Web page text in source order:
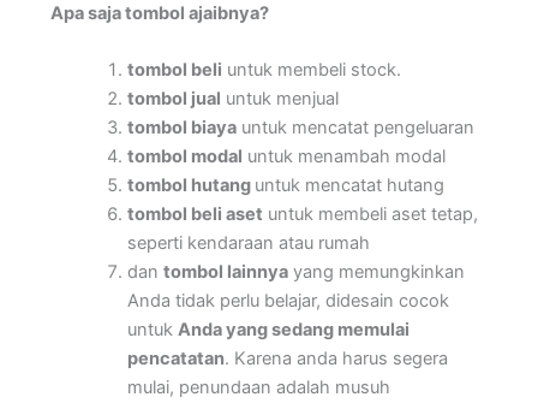
Apa saja tombol ajaibnya?
tombol beli untuk membeli stock.
tombol jual untuk menjual
tombol biayauntuk mencatat pengeluaran
tombol modal untuk menambah modal
tombol hutang untuk mencatat hutang
tombol beli aset untuk membeli aset tetap,
seperti kendaraan atau rumah
dan tombol lainnyayang memungkinkan
Anda tidak perlu belajar, didesain cocok
untuk Anda yang sedang memulai
pencatatan. Karena anda harus segera
mulai, penundaan adalah musuh